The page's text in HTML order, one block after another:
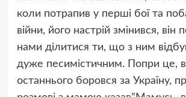
коли потрапив у перші бої та
війни, його настрій змінився, він
нами ділитися ти, що з ним
дуже песимістичним. Попри це,
останнього боровся за Україну,